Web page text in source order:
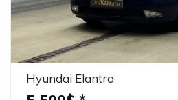
Hyundai Elantra